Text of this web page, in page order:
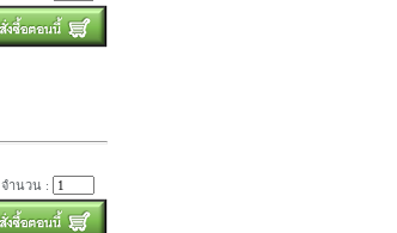
จำนวน :